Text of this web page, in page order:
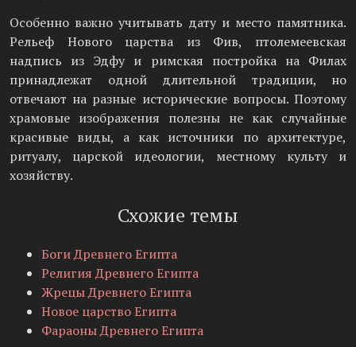
Особенно важно учитывать дату и место памятника.
Рельеф Нового царства из Фив, птолемеевская
надпись из Эдфу и римская постройка на Филах
принадлежат одной длительной традиции, но
отвечают на разные исторические вопросы. Поэтому
храмовые изображения полезны не как случайные
красивые виды, а как источники по архитектуре,
ритуалу, царской идеологии, местному культу и
хозяйству.
Схожие темы
Боги Древнего Египта
Религия Древнего Египта
Жрецы Древнего Египта
Новое царство Египта
Фараоны Древнего Египта